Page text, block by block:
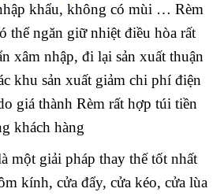
khẩu, không có mùi … Rèm
thể ngăn giữ nhiệt điều hòa rất
xâm nhập, đi lại sản xuất thuận
khu sản xuất giảm chi phí điện
giá thành Rèm rất hợp túi tiền
khách hàng
một giải pháp thay thế tốt nhất
kính, cửa đẩy, cửa kéo, cửa lùa